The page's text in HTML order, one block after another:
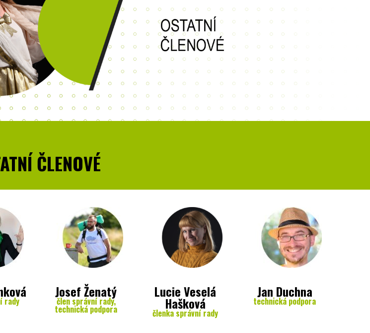
ČLENOVÉ
rady
Josef Ženatý
člen správní rady,
technická podpora
Lucie Veselá
Hašková
členka správní rady
Jan Duchna
technická podpora